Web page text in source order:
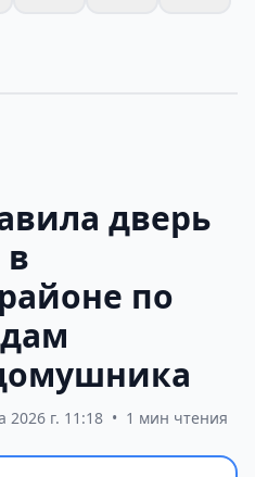
дверь
по
2026 г. 11:18 • 1 мин чтения